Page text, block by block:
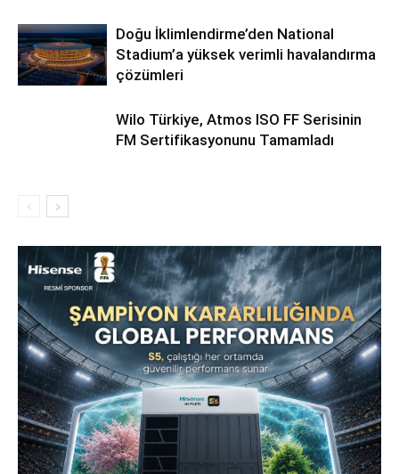
Doğu İklimlendirme’den National
Stadium’a yüksek verimli havalandırma
çözümleri
Wilo Türkiye, Atmos ISO FF Serisinin
FM Sertifikasyonunu Tamamladı